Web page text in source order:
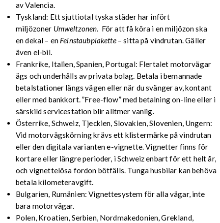
av Valencia.
Tyskland: Ett sjuttiotal tyska städer har infört
miljözoner Umweltzonen. För att få köra i en miljözon ska
en dekal – en Feinstaubplakette– sitta på vindrutan. Gäller
även el-bil.
Frankrike, Italien, Spanien, Portugal: Flertalet motorvägar
ägs och underhålls av privata bolag. Betala i bemannade
betalstationer längs vägen eller när du svänger av, kontant
eller med bankkort. ”Free-flow” med betalning on-line eller i
särskild servicestation blir alltmer vanlig.
Österrike, Schweiz, Tjeckien, Slovakien, Slovenien, Ungern:
Vid motorvägskörning krävs ett klistermärke på vindrutan
eller den digitala varianten e-vignette. Vignetter finns för
kortare eller längre perioder, i Schweiz enbart för ett helt år,
och vignettelösa fordon bötfälls. Tunga husbilar kan behöva
betala kilometeravgift.
Bulgarien, Rumänien: Vignettesystem för alla vägar, inte
bara motorvägar.
Polen, Kroatien, Serbien, Nordmakedonien, Grekland,